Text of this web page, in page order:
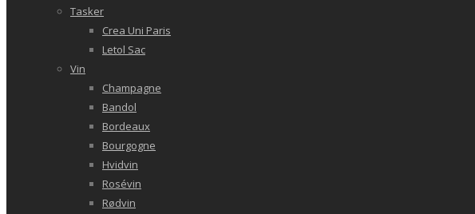
Tasker
Crea Uni Paris
Letol Sac
Vin
Champagne
Bandol
Bordeaux
Bourgogne
Hvidvin
Rosévin
Rødvin